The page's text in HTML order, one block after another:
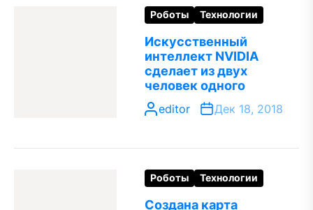
Роботы Технологии
Искусственный
интеллект NVIDIA
сделает из двух
человек одного
editor Дек 18, 2018
Роботы Технологии
Создана карта